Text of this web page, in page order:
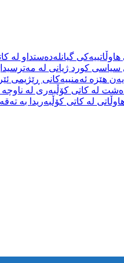
گیانلەدەستداو لە
کورد ژیانی لە
هێزە ئەمنییەکانی ڕێژیمی
لە کاتی کۆڵبەری لە ناوچە
لە کاتی کۆڵبەریدا بە